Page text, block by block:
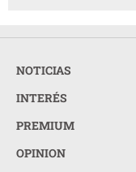
NOTICIAS
INTERÉS
PREMIUM
OPINION